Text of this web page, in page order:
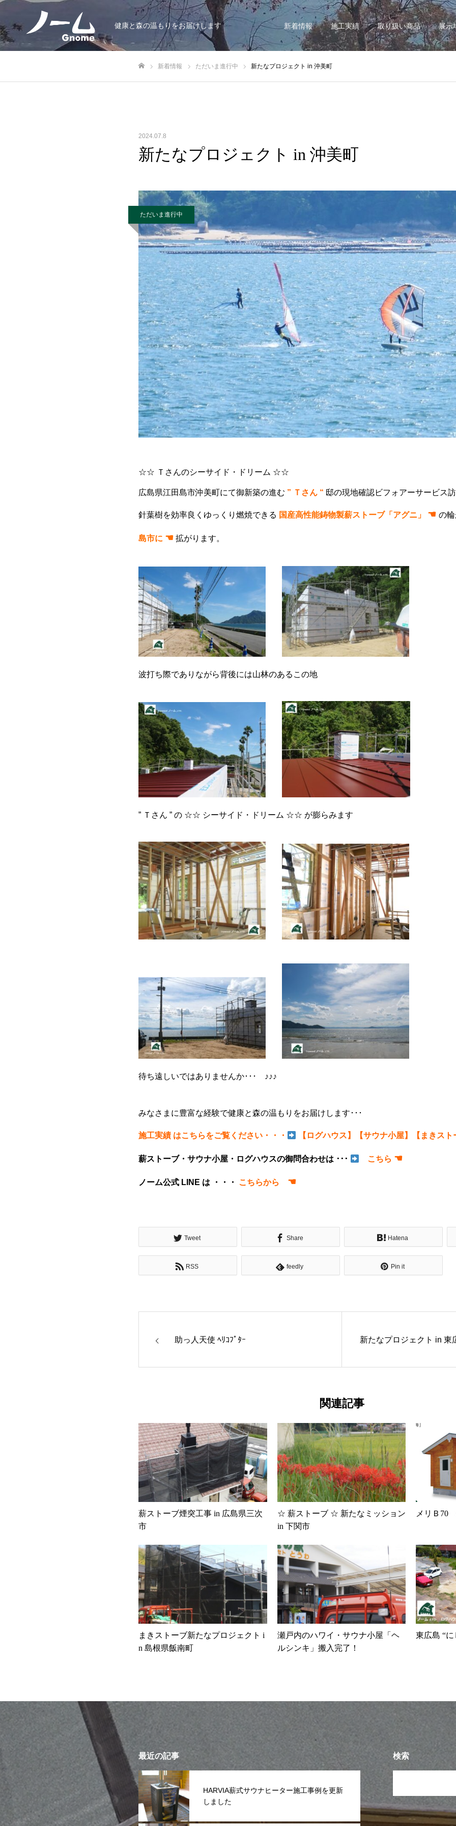
健康と森の温もりをお届けします 新着情報 施工実績 取り扱い商品 展示
新着情報 ただいま進行中 新たなプロジェクト in 沖美町
2024.07.8
新たなプロジェクト in 沖美町
ただいま進行中
☆☆ Ｔさんのシーサイド・ドリーム ☆☆
広島県江田島市沖美町にて御新築の進む ” Ｔさん “ 邸の現地確認ビフォアーサービス
針葉樹を効率良くゆっくり燃焼できる 国産高性能鋳物製薪ストーブ「アグニ」 ☚ の
島市に ☚ 拡がります。
波打ち際でありながら背後には山林のあるこの地
” Ｔさん ” の ☆☆ シーサイド・ドリーム ☆☆ が膨らみます
待ち遠しいではありませんか･･･ ♪♪♪
みなさまに豊富な経験で健康と森の温もりをお届けします･･･
施工実績 はこちらをご覧ください・・・ 【ログハウス】 【サウナ小屋】 【まきスト
薪ストーブ・サウナ小屋・ログハウスの御問合わせは ･･･ こちら ☚
ノーム公式 LINE は ・・・ こちらから ☚
Tweet Share Hatena
RSS feedly Pin it
助っ人天使 ﾍﾘｺﾌﾟﾀｰ 新たなプロジェクト in 東
関連記事
薪ストーブ煙突工事 in 広島県三次
市
☆ 薪ストーブ ☆ 新たなミッション
in 下関市
メリＢ70
まきストーブ新たなプロジェクト i
n 島根県飯南町
瀬戸内のハワイ・サウナ小屋「ヘ
ルシンキ」搬入完了！
東広島 “
最近の記事
HARVIA薪式サウナヒーター施工事例を更新
しました
検索